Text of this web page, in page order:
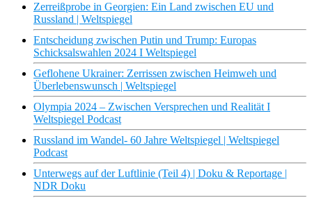
Zerreißprobe in Georgien: Ein Land zwischen EU und
Russland | Weltspiegel
Entscheidung zwischen Putin und Trump: Europas
Schicksalswahlen 2024 I Weltspiegel
Geflohene Ukrainer: Zerrissen zwischen Heimweh und
Überlebenswunsch | Weltspiegel
Olympia 2024 – Zwischen Versprechen und Realität I
Weltspiegel Podcast
Russland im Wandel- 60 Jahre Weltspiegel | Weltspiegel
Podcast
Unterwegs auf der Luftlinie (Teil 4) | Doku & Reportage |
NDR Doku